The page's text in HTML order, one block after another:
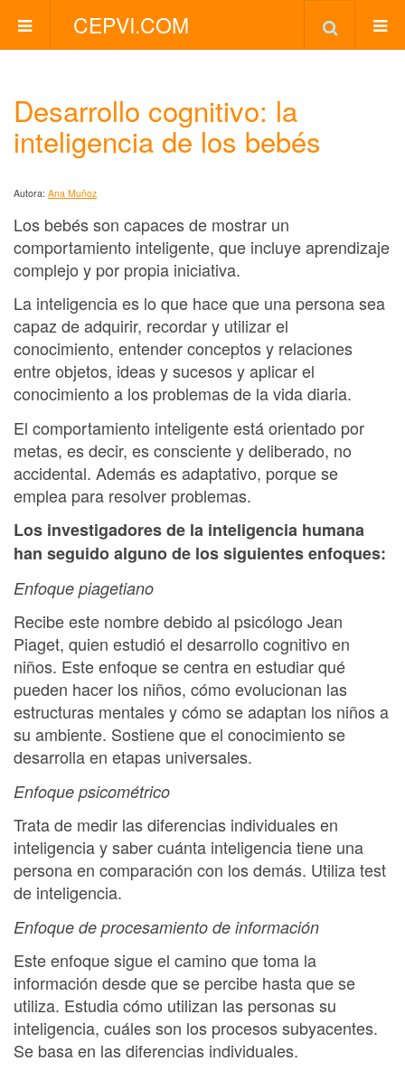
CEPVI.COM
Desarrollo cognitivo: la
inteligencia de los bebés
Autora: Ana Muñoz
Los bebés son capaces de mostrar un
comportamiento inteligente, que incluye aprendizaje
complejo y por propia iniciativa.
La inteligencia es lo que hace que una persona sea
capaz de adquirir, recordar y utilizar el
conocimiento, entender conceptos y relaciones
entre objetos, ideas y sucesos y aplicar el
conocimiento a los problemas de la vida diaria.
El comportamiento inteligente está orientado por
metas, es decir, es consciente y deliberado, no
accidental. Además es adaptativo, porque se
emplea para resolver problemas.
Los investigadores de la inteligencia humana
han seguido alguno de los siguientes enfoques:
Enfoque piagetiano
Recibe este nombre debido al psicólogo Jean
Piaget, quien estudió el desarrollo cognitivo en
niños. Este enfoque se centra en estudiar qué
pueden hacer los niños, cómo evolucionan las
estructuras mentales y cómo se adaptan los niños a
su ambiente. Sostiene que el conocimiento se
desarrolla en etapas universales.
Enfoque psicométrico
Trata de medir las diferencias individuales en
inteligencia y saber cuánta inteligencia tiene una
persona en comparación con los demás. Utiliza test
de inteligencia.
Enfoque de procesamiento de información
Este enfoque sigue el camino que toma la
información desde que se percibe hasta que se
utiliza. Estudia cómo utilizan las personas su
inteligencia, cuáles son los procesos subyacentes.
Se basa en las diferencias individuales.